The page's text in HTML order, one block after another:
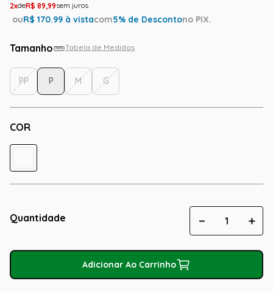
2 R$ 89,99
ouR$ 170.99 à vistacom5% de Descontono PIX.
Tamanho Tabela de Medidas
COR
PP P M G
Quantidade ＋
－
Adicionar Ao Carrinho